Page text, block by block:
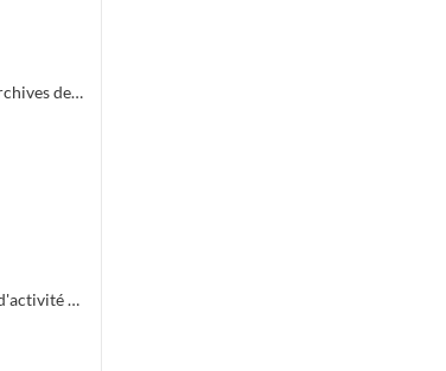
Enquêtes statistiques annuelles de la Direction des Archives de France
O.M.S. : Subventions et répartitions. Factures. Bilans d'activité Conventions avec la ville